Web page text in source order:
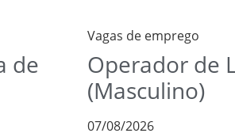
de
Vagas de emprego
Operador de
(Masculino)
07/08/2026